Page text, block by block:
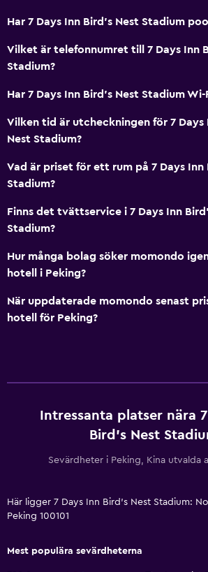
Har 7 Days Inn Bird's Nest Stadium
Vilket är telefonnumret till 7 Days Inn
Stadium?
Har 7 Days Inn Bird's Nest Stadium Wi-
Vilken tid är utcheckningen för 7 Days
Nest Stadium?
Vad är priset för ett rum på 7 Days Inn
Stadium?
Finns det tvättservice i 7 Days Inn
Stadium?
Hur många bolag söker momondo
hotell i Peking?
När uppdaterade momondo senast
hotell för Peking?
Intressanta platser nära
Bird's Nest
Sevärdheter i Peking, Kina utvalda
Här ligger 7 Days Inn Bird's Nest Stadium:
Peking 100101
Mest populära sevärdheterna